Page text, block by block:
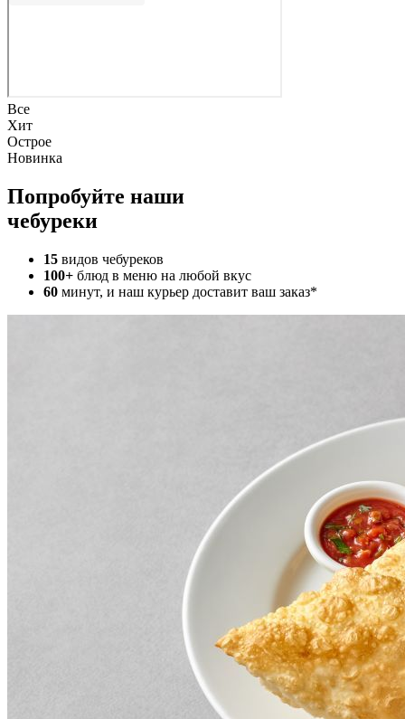
Все
Хит
Острое
Новинка
Попробуйте наши
чебуреки
15 видов чебуреков
100+ блюд в меню на любой вкус
60 минут, и наш курьер доставит ваш заказ*